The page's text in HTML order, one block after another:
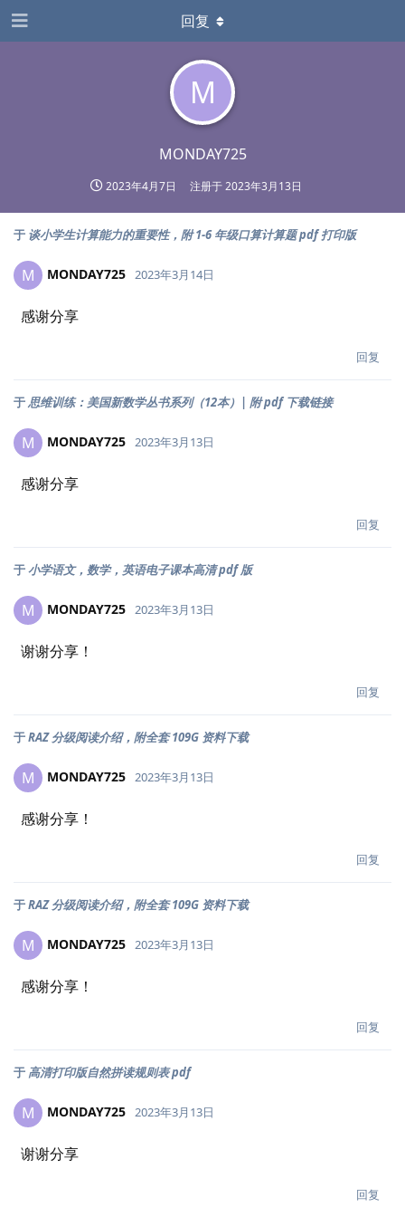
M
MONDAY725
2023年4月7日 注册于2023年3月13日
回复
于 谈小学生计算能力的重要性，附 1-6 年级口算计算题 pdf 打印版
M MONDAY725 2023年3月14日
感谢分享
回复
于思维训练：美国新数学丛书系列（12本）| 附 pdf 下载链接
M MONDAY725 2023年3月13日
感谢分享
回复
于小学语文，数学，英语电子课本高清 pdf 版
M MONDAY725 2023年3月13日
谢谢分享！
回复
于RAZ 分级阅读介绍，附全套 109G 资料下载
M MONDAY725 2023年3月13日
感谢分享！
回复
于RAZ 分级阅读介绍，附全套 109G 资料下载
M MONDAY725 2023年3月13日
感谢分享！
回复
于 高清打印版自然拼读规则表 pdf
M MONDAY725 2023年3月13日
谢谢分享
回复